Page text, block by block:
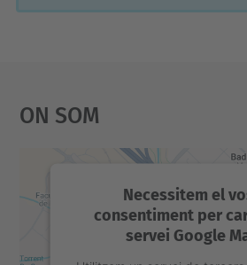
On Som
Necessitem el
consentiment per
servei Google